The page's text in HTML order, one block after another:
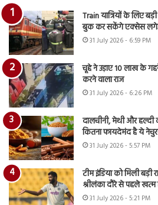
Train यात्रियों के लिए
बुक कर सकेंगे एक्सेस
31 July 2026 - 6:59 PM
चूहे ने उड़ाए 10 लाख के
करने वाला राज
31 July 2026 - 6:26 PM
दालचीनी, मेथी और
कितना फायदेमंद है ये
31 July 2026 - 5:57 PM
टीम इंडिया को मिली बड़ी
श्रीलंका दौरे से पहले खत्म
31 July 2026 - 5:21 PM